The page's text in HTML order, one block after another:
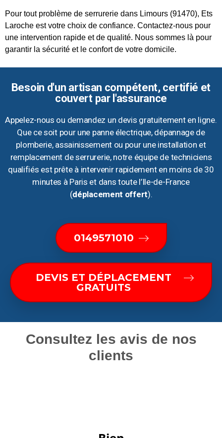
Pour tout problème de serrurerie dans Limours (91470), Ets
Laroche est votre choix de confiance. Contactez-nous pour
une intervention rapide et de qualité. Nous sommes là pour
garantir la sécurité et le confort de votre domicile.
Besoin d'un artisan compétent, certifié et
couvert par l'assurance
Appelez-nous ou demandez un devis gratuitement en ligne.
Que ce soit pour une panne électrique, dépannage de
plomberie, assainissement ou pour une installation et
remplacement de serrurerie, notre équipe de techniciens
qualifiés est prête à intervenir rapidement en moins de 30
minutes à Paris et dans toute l’Ile-de-France
(déplacement offert).
0149571010
DEVIS ET DÉPLACEMENT
GRATUITS
Consultez les avis de nos
clients